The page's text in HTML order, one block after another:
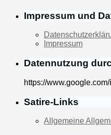
Impressum und
Impressum
Datennutzung
https://
Satire-Links
Allgemeine